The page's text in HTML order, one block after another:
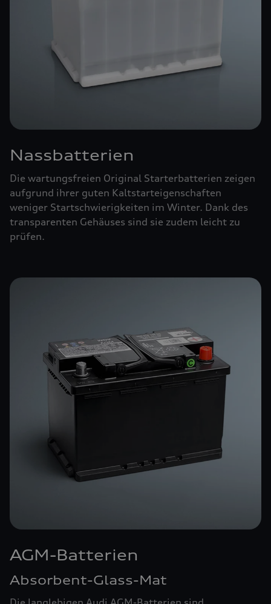
Nassbatterien
Die wartungsfreien Original Starterbatterien zeigen
aufgrund ihrer guten Kaltstarteigenschaften
weniger Startschwierigkeiten im Winter. Dank des
transparenten Gehäuses sind sie zudem leicht zu
prüfen.
AGM-Batterien
Absorbent-Glass-Mat